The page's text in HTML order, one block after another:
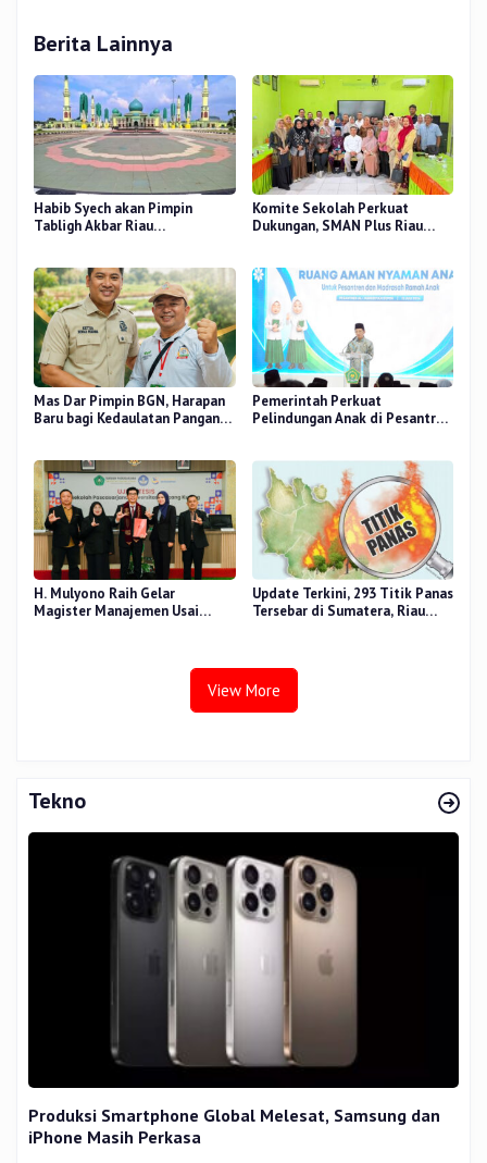
Berita Lainnya
Habib Syech akan Pimpin
Tabligh Akbar Riau
Komite Sekolah Perkuat
Dukungan, SMAN Plus Riau
Mas Dar Pimpin BGN, Harapan
Baru bagi Kedaulatan Pangan
Pemerintah Perkuat
Pelindungan Anak di Pesantren
H. Mulyono Raih Gelar
Magister Manajemen Usai
Update Terkini, 293 Titik Panas
Tersebar di Sumatera, Riau
View More
Tekno
Produksi Smartphone Global Melesat, Samsung dan
iPhone Masih Perkasa